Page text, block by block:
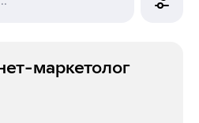
маркетолог